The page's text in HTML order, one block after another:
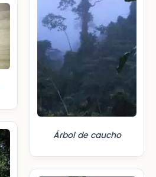
Árbol de caucho